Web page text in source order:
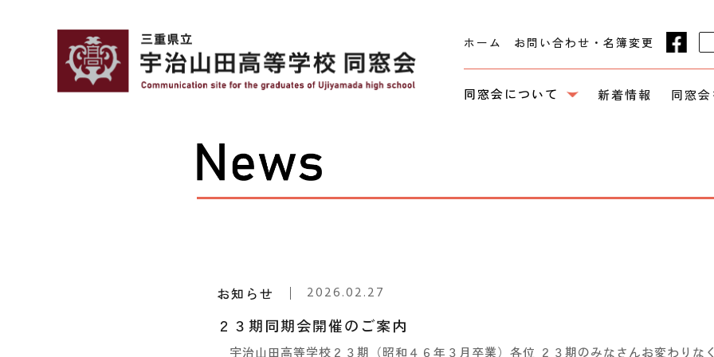
ホーム お問い合わせ・名簿変更
同窓会について 新着情報 同窓
お知らせ
2026.02.27
２３期同期会開催のご案内
宇治山田高等学校２３期（昭和４６年３月卒業）各位 ２３期のみなさんお変わりな